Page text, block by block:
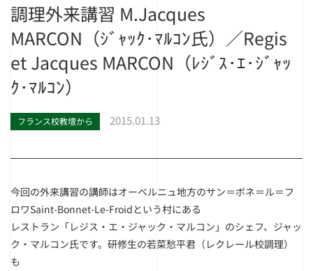
調理外来講習 M.Jacques
MARCON（ｼﾞｬｯｸ･ﾏﾙｺﾝ氏）／Regis
et Jacques MARCON（ﾚｼﾞｽ･ｴ･ｼﾞｬｯ
ｸ･ﾏﾙｺﾝ）
フランス校教壇から 2015.01.13
今回の外来講習の講師はオーベルニュ地方のサン＝ボネ＝ル＝フ
ロワSaint-Bonnet-Le-Froidという村にある
レストラン「レジス・エ・ジャック・マルコン」のシェフ、ジャッ
ク・マルコン氏です。研修生の若菜愁平君（レクレール校調理）
も